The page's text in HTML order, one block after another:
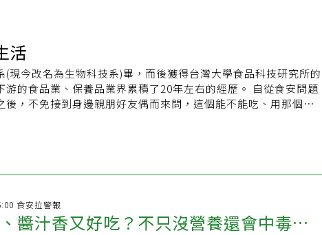
活
(現今改名為生物科技系)畢，而後獲得台灣大學食品科技研究所的
食品業、保養品業界累積了20年左右的經歷。 自從食安問題
後，不免接到身邊親朋好友偶而來問，這個能不能吃、用那個好
食安拉警報
醬汁香又好吃？不只沒營養還會中毒致